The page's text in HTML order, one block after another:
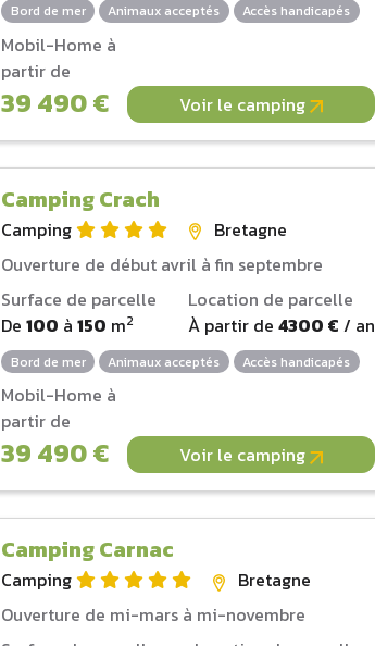
Bord de mer Animaux acceptés Accès handicapés
Mobil-Home à
partir de
39 490 € Voir le camping
Camping Crach
Camping
Bretagne
Ouverture de début avril à fin septembre
Surface de parcelle
De100 à150 m2
Location de parcelle
À partir de 4300 € / an
Bord de mer Animaux acceptés Accès handicapés
Mobil-Home à
partir de
39 490 € Voir le camping
Camping Carnac
Camping
Bretagne
Ouverture de mi-mars à mi-novembre